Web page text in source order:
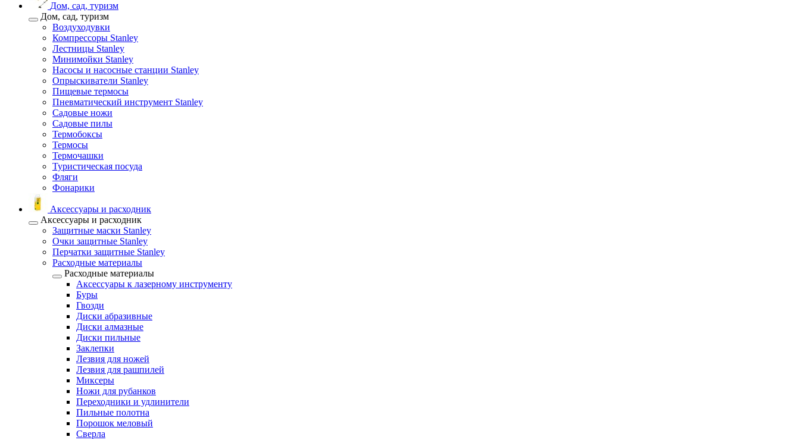
Дом, сад, туризм
Дом, сад, туризм
Воздуходувки
Компрессоры Stanley
Лестницы Stanley
Минимойки Stanley
Насосы и насосные станции Stanley
Опрыскиватели Stanley
Пищевые термосы
Пневматический инструмент Stanley
Садовые ножи
Садовые пилы
Термобоксы
Термосы
Термочашки
Туристическая посуда
Фляги
Фонарики
Аксессуары и расходник
Аксессуары и расходник
Защитные маски Stanley
Очки защитные Stanley
Перчатки защитные Stanley
Расходные материалы
Расходные материалы
Аксессуары к лазерному инструменту
Буры
Гвозди
Диски абразивные
Диски алмазные
Диски пильные
Заклепки
Лезвия для ножей
Лезвия для рашпилей
Миксеры
Ножи для рубанков
Переходники и удлинители
Пильные полотна
Порошок меловый
Сверла